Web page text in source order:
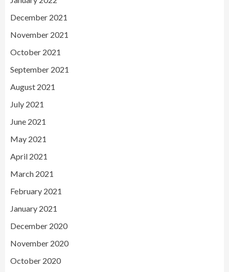
December 2021
November 2021
October 2021
September 2021
August 2021
July 2021
June 2021
May 2021
April 2021
March 2021
February 2021
January 2021
December 2020
November 2020
October 2020